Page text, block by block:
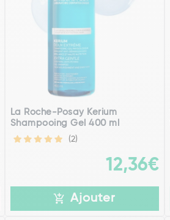
La Roche-Posay Kerium
Shampooing Gel 400 ml
(2)
12,36€
Ajouter